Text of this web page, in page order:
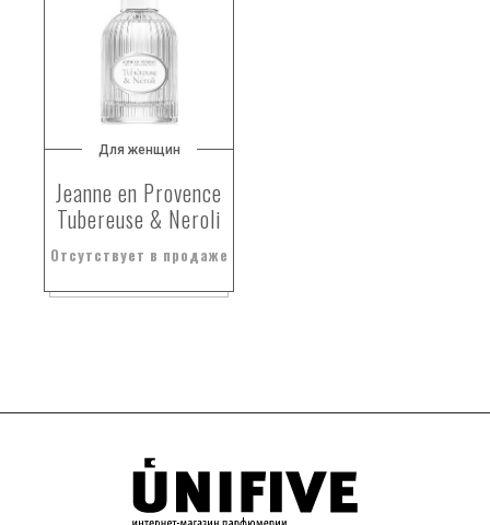
Для женщин
Jeanne en Provence
Tubereuse & Neroli
Отсутствует в продаже